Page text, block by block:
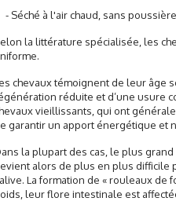
- Séché à l'air chaud, sans
la littérature spécialisée, les
chevaux témoignent de leur âge
réduite et d’une usure
vieillissants, qui ont
garantir un apport énergétique et
la plupart des cas, le plus
alors de plus en plus difficile
La formation de « rouleaux de
leur flore intestinale est